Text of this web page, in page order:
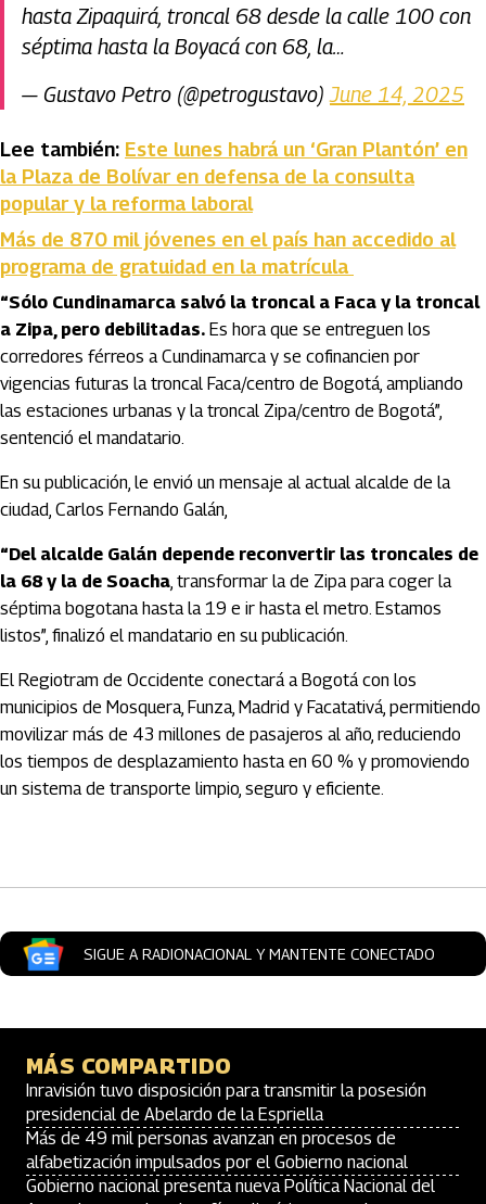
hasta Zipaquirá, troncal 68 desde la calle 100 con
séptima hasta la Boyacá con 68, la…
— Gustavo Petro (@petrogustavo)June 14, 2025
Lee también: Este lunes habrá un ‘Gran Plantón’ en
la Plaza de Bolívar en defensa de la consulta
popular y la reforma laboral
Más de 870 mil jóvenes en el país han accedido al
programa de gratuidad en la matrícula
“Sólo Cundinamarca salvó la troncal a Faca y la troncal
a Zipa, pero debilitadas. Es hora que se entreguen los
corredores férreos a Cundinamarca y se cofinancien por
vigencias futuras la troncal Faca/centro de Bogotá, ampliando
las estaciones urbanas y la troncal Zipa/centro de Bogotá”,
sentenció el mandatario.
En su publicación, le envió un mensaje al actual alcalde de la
ciudad, Carlos Fernando Galán,
“Del alcalde Galán depende reconvertir las troncales de
la 68 y la de Soacha, transformar la de Zipa para coger la
séptima bogotana hasta la 19 e ir hasta el metro. Estamos
listos”, finalizó el mandatario en su publicación.
El Regiotram de Occidente conectará a Bogotá con los
municipios de Mosquera, Funza, Madrid y Facatativá, permitiendo
movilizar más de 43 millones de pasajeros al año, reduciendo
los tiempos de desplazamiento hasta en 60 % y promoviendo
un sistema de transporte limpio, seguro y eficiente.
SIGUE A RADIONACIONAL Y MANTENTE CONECTADO
MÁS COMPARTIDO
Inravisión tuvo disposición para transmitir la posesión
presidencial de Abelardo de la Espriella
Más de 49 mil personas avanzan en procesos de
alfabetización impulsados por el Gobierno nacional
Gobierno nacional presenta nueva Política Nacional del